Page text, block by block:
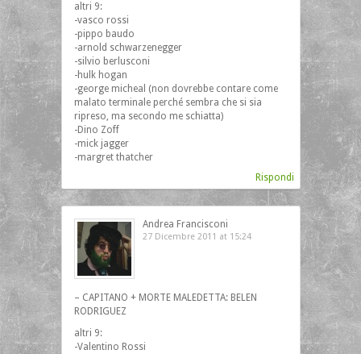
altri 9:
-vasco rossi
-pippo baudo
-arnold schwarzenegger
-silvio berlusconi
-hulk hogan
-george micheal (non dovrebbe contare come
malato terminale perché sembra che si sia
ripreso, ma secondo me schiatta)
-Dino Zoff
-mick jagger
-margret thatcher
Rispondi
Andrea Francisconi
27 Dicembre 2011 at 15:24
– CAPITANO + MORTE MALEDETTA: BELEN
RODRIGUEZ
altri 9:
-Valentino Rossi